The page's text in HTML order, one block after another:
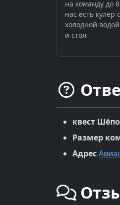
на команду до
нас есть кулер
холодной
и стол
квест
Размер
Адрес